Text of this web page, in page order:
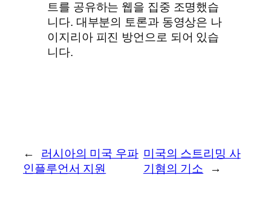
트를 공유하는 웹을 집중 조명했습
니다. 대부분의 토론과 동영상은 나
이지리아 피진 방언으로 되어 있습
니다.
←
러시아의 미국 우파
인플루언서 지원
미국의 스트리밍 사
기혐의 기소
→